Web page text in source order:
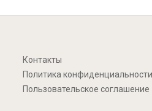
Контакты
Политика конфиденциальности
Пользовательское соглашение